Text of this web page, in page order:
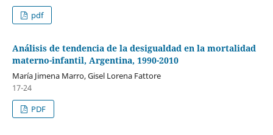
pdf
Análisis de tendencia de la desigualdad en la mortalidad
materno-infantil, Argentina, 1990-2010
María Jimena Marro, Gisel Lorena Fattore
17-24
PDF